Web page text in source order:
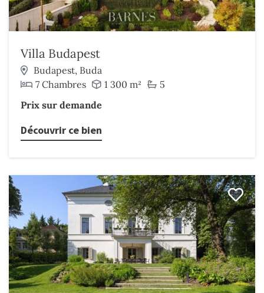
Villa Budapest
Budapest, Buda
7 Chambres
1 300 m²
5
Prix sur demande
Découvrir ce bien